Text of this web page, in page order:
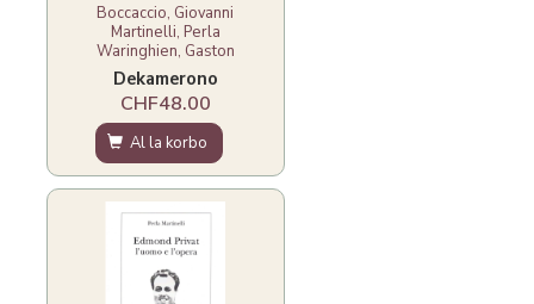
Boccaccio, Giovanni
Martinelli, Perla
Waringhien, Gaston
Dekamerono
CHF48.00
Al la korbo